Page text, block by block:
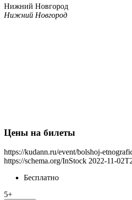
Нижний Новгород
Нижний Новгород
Цены на билеты
https://kudann.ru/event/bolshoj-
https://schema.org/InStock 2022-11-
Бесплатно
5+